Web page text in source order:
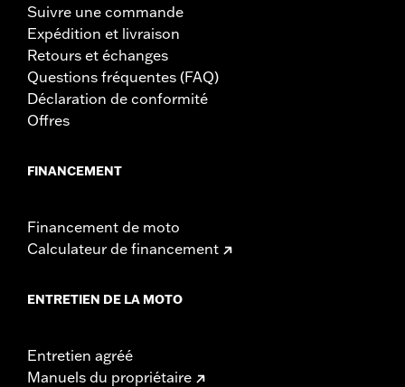
Suivre une commande
Expédition et livraison
Retours et échanges
Questions fréquentes (FAQ)
Déclaration de conformité
Offres
FINANCEMENT
Financement de moto
Calculateur de financement
ENTRETIEN DE LA MOTO
Entretien agréé
Manuels du propriétaire